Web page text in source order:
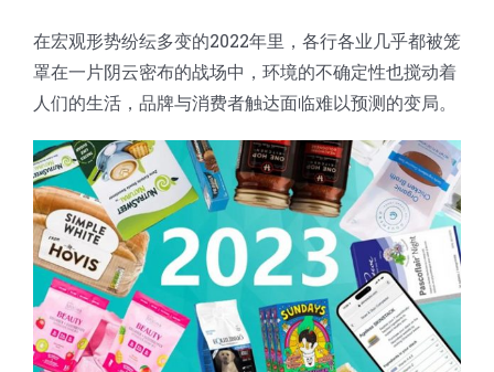
蛋糕切片机
三角蛋糕切割机
块状奶酪切片
条状奶酪切片
挤出奶酪切片
披萨切割机
三明治切割机
寿司切割机
面团
常温面团切割
冷冻面团切割
糕点/糖果
牛轧糖切割
阿胶糕切片
谷物棒切割
宠物食品
人才招聘
联系我们
在宏观形势纷纭多变的2022年里，各行各业几乎都被笼
罩在一片阴云密布的战场中，环境的不确定性也搅动着
人们的生活，品牌与消费者触达面临难以预测的变局。